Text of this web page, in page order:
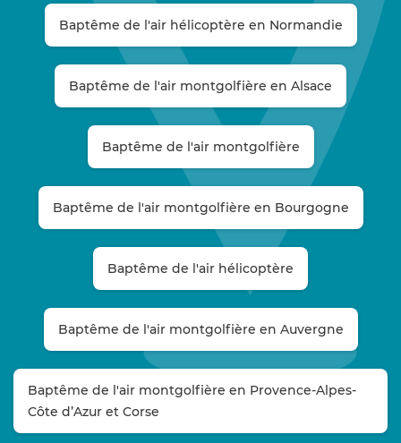
Baptême de l'air hélicoptère en Normandie
Baptême de l'air montgolfière en Alsace
Baptême de l'air montgolfière
Baptême de l'air montgolfière en Bourgogne
Baptême de l'air hélicoptère
Baptême de l'air montgolfière en Auvergne
Baptême de l'air montgolfière en Provence-Alpes-
Côte d’Azur et Corse